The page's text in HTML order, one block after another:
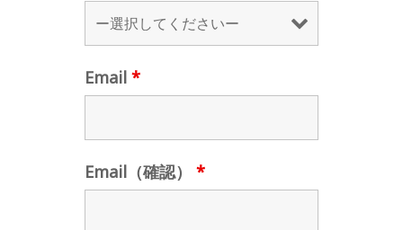
Email *
Email（確認） *